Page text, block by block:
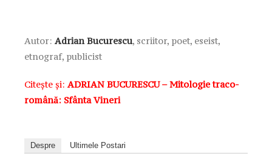
Autor: Adrian Bucurescu, scriitor, poet, eseist,
etnograf, publicist
Citește și: ADRIAN BUCURESCU – Mitologie traco-
română: Sfânta Vineri
Despre Ultimele Postari